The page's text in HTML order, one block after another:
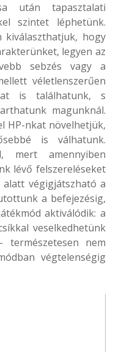
után tapasztalati
szintet léphetünk.
kiválaszthatjuk, hogy
legyen az
sebzés vagy a
véletlenszerűen
is találhatunk, s
magunknál.
HP-nkat növelhetjük,
is válhatunk.
mert amennyiben
lévő felszereléseket
végigjátszható a
a befejezésig,
aktiválódik: a
veselkedhetünk
nem
végtelenségig